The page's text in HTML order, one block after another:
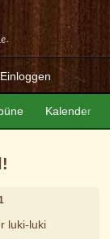
Einloggen
Kalender
luki-luki